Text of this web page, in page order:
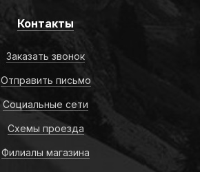
Контакты
Заказать звонок
Отправить письмо
Социальные сети
Схемы проезда
Филиалы магазина